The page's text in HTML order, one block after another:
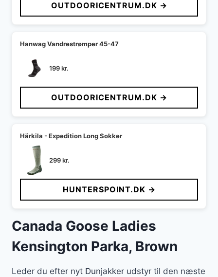
OUTDOORICENTRUM.DK →
Hanwag Vandrestrømper 45-47
199kr.
OUTDOORICENTRUM.DK →
Härkila - Expedition Long Sokker
299kr.
HUNTERSPOINT.DK →
Canada Goose Ladies
Kensington Parka, Brown
Leder du efter nyt Dunjakker udstyr til den næste